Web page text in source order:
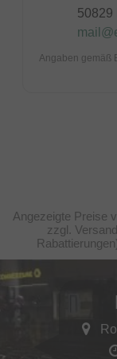
50829
Angaben gemäß
Angezeigte Preise
zzgl.